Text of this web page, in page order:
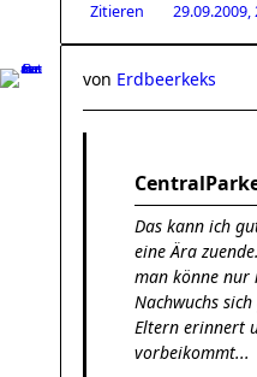
Zitieren 29.09.2009,
von Erdbeerkeks
Das kann ich
eine Ära
man könne nur
Nachwuchs
Eltern erinnert
vorbeikommt...